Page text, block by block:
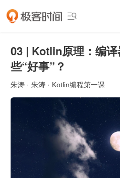

03 | Kotlin原理：编
些“好事”？
朱涛 · 朱涛 · Kotlin编程第一课